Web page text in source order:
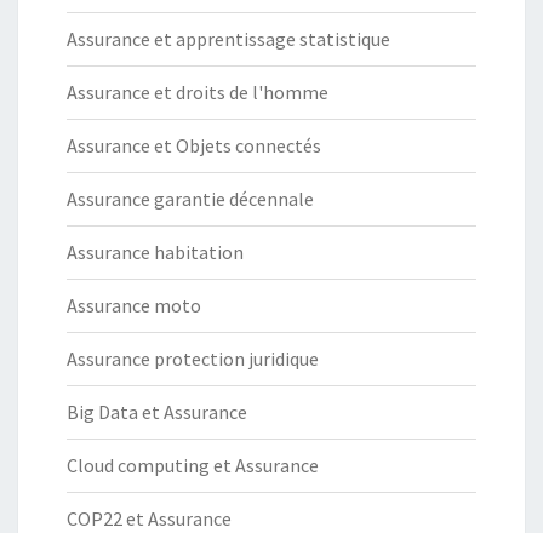
Assurance et apprentissage statistique
Assurance et droits de l'homme
Assurance et Objets connectés
Assurance garantie décennale
Assurance habitation
Assurance moto
Assurance protection juridique
Big Data et Assurance
Cloud computing et Assurance
COP22 et Assurance